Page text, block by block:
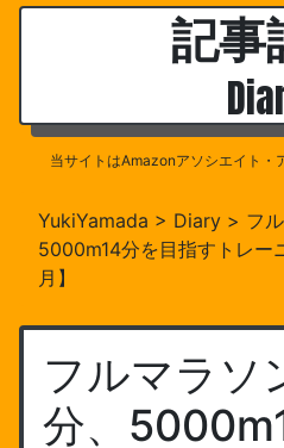
記事
当サイトはAmazonアソシエイト・
YukiYamada > Diary > フ
5000m14分を目指すトレー
月】
フルマラソ
分、